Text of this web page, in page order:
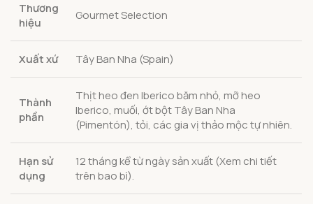
Thương
hiệu
Gourmet Selection
Xuất xứ Tây Ban Nha (Spain)
Thành
phần
Thịt heo đen Iberico băm nhỏ, mỡ heo
Iberico, muối, ớt bột Tây Ban Nha
(Pimentón), tỏi, các gia vị thảo mộc tự nhiên.
Hạn sử
dụng
12 tháng kể từ ngày sản xuất (Xem chi tiết
trên bao bì).